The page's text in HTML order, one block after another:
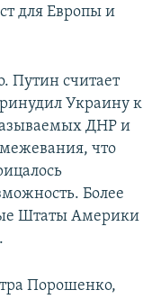
для Европы и
Путин считает
Украину к
ДНР и
что
Более
Штаты Америки
Порошенко,